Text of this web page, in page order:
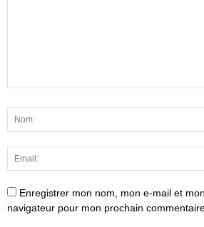
Enregistrer mon nom, mon e-mail et
navigateur pour mon prochain